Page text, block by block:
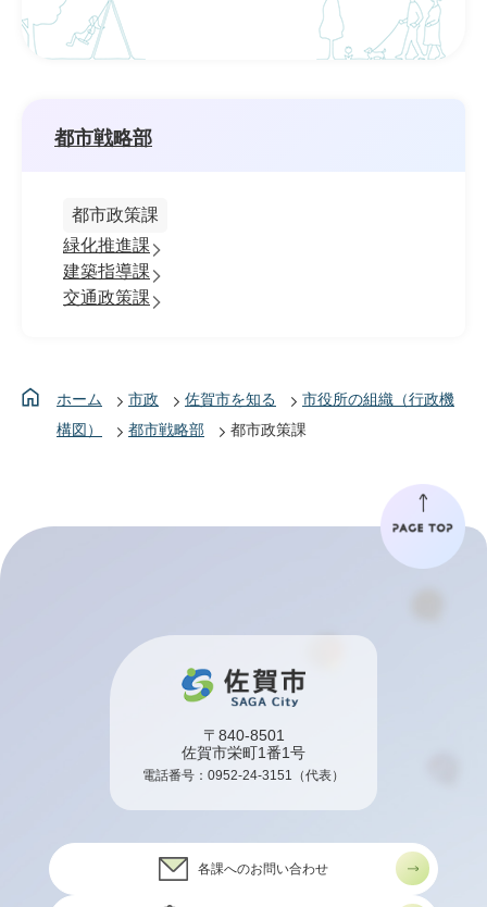
都市戦略部
都市政策課
緑化推進課
建築指導課
交通政策課
ホーム 市政 佐賀市を知る
市役所の組織（行政機
構図）
都市戦略部 都市政策課
〒840-8501
佐賀市栄町1番1号
電話番号： 0952-24-3151 （代表）
各課へのお問い合わせ